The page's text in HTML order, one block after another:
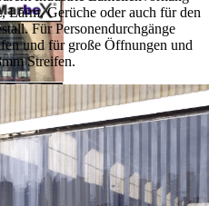
Lärm, Gerüche oder auch für den
Für Personendurchgänge
und für große Öffnungen und
Streifen.